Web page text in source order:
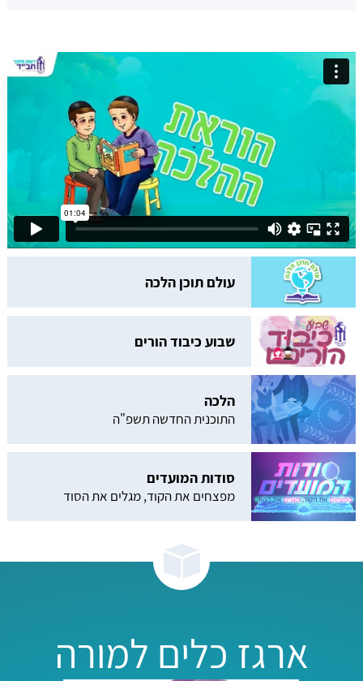
עולם תוכן הלכה
שבוע כיבוד הורים
הלכה
התוכנית החדשה תשפ"ה
סודות המועדים
מפצחים את הקוד, מגלים את הסוד
ארגז כלים למורה